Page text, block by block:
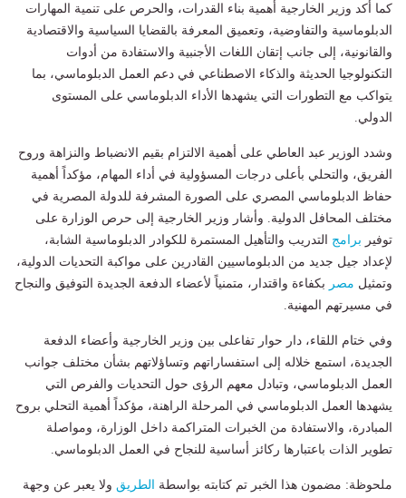
كما أكد وزير الخارجية أهمية بناء القدرات، والحرص على تنمية المهارات
الدبلوماسية والتفاوضية، وتعميق المعرفة بالقضايا السياسية والاقتصادية
والقانونية، إلى جانب إتقان اللغات الأجنبية والاستفادة من أدوات
التكنولوجيا الحديثة والذكاء الاصطناعي في دعم العمل الدبلوماسي، بما
يتواكب مع التطورات التي يشهدها الأداء الدبلوماسي على المستوى
الدولي.
وشدد الوزير عبد العاطي على أهمية الالتزام بقيم الانضباط والنزاهة وروح
الفريق، والتحلي بأعلى درجات المسؤولية في أداء المهام، مؤكداً أهمية
حفاظ الدبلوماسي المصري على الصورة المشرفة للدولة المصرية في
مختلف المحافل الدولية. وأشار وزير الخارجية إلى حرص الوزارة على
توفير برامج التدريب والتأهيل المستمرة للكوادر الدبلوماسية الشابة،
لإعداد جيل جديد من الدبلوماسيين القادرين على مواكبة التحديات الدولية،
وتمثيل مصر بكفاءة واقتدار، متمنياً لأعضاء الدفعة الجديدة التوفيق والنجاح
في مسيرتهم المهنية.
وفي ختام اللقاء، دار حوار تفاعلى بين وزير الخارجية وأعضاء الدفعة
الجديدة، استمع خلاله إلى استفساراتهم وتساؤلاتهم بشأن مختلف جوانب
العمل الدبلوماسي، وتبادل معهم الرؤى حول التحديات والفرص التي
يشهدها العمل الدبلوماسي في المرحلة الراهنة، مؤكداً أهمية التحلي بروح
المبادرة، والاستفادة من الخبرات المتراكمة داخل الوزارة، ومواصلة
تطوير الذات باعتبارها ركائز أساسية للنجاح في العمل الدبلوماسي.
ملحوظة: مضمون هذا الخبر تم كتابته بواسطة الطريق ولا يعبر عن وجهة